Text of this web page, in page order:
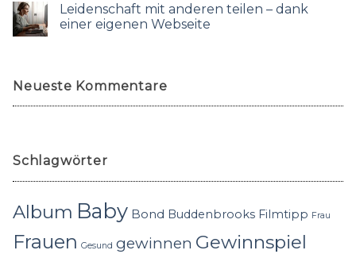
Leidenschaft mit anderen teilen – dank
einer eigenen Webseite
Neueste Kommentare
Schlagwörter
Album Baby Bond Buddenbrooks Filmtipp Frau
Frauen Gesund gewinnen Gewinnspiel